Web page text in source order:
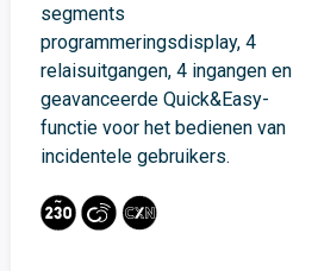
segments
programmeringsdisplay, 4
relaisuitgangen, 4 ingangen en
geavanceerde Quick&Easy-
functie voor het bedienen van
incidentele gebruikers.